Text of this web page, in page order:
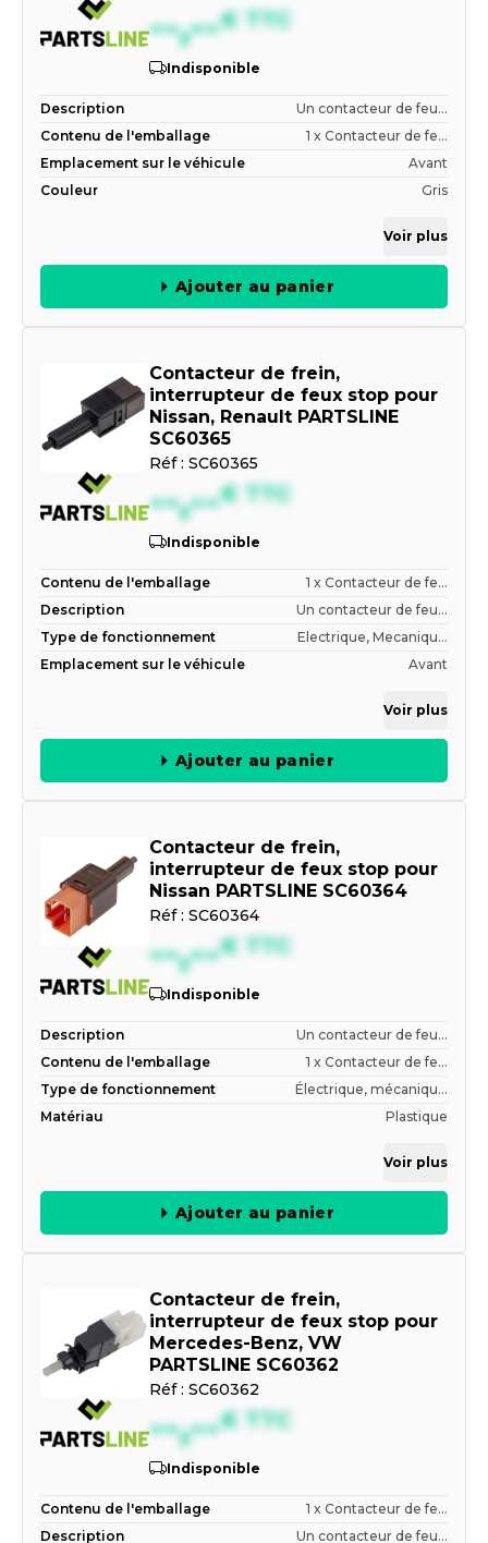
--,--€ TTC
Indisponible
Description
Un contacteur de feu...
Contenu de l'emballage
1 x Contacteur de fe...
Emplacement sur le véhicule
Avant
Couleur
Gris
Voir plus
Ajouter au panier
Contacteur de frein,
interrupteur de feux stop pour
Nissan, Renault PARTSLINE
SC60365
Réf : SC60365
--,--€ TTC
Indisponible
Contenu de l'emballage
1 x Contacteur de fe...
Description
Un contacteur de feu...
Type de fonctionnement
Electrique, Mecaniqu...
Emplacement sur le véhicule
Avant
Voir plus
Ajouter au panier
Contacteur de frein,
interrupteur de feux stop pour
Nissan PARTSLINE SC60364
Réf : SC60364
--,--€ TTC
Indisponible
Description
Un contacteur de feu...
Contenu de l'emballage
1 x Contacteur de fe...
Type de fonctionnement
Électrique, mécaniqu...
Matériau
Plastique
Voir plus
Ajouter au panier
Contacteur de frein,
interrupteur de feux stop pour
Mercedes-Benz, VW
PARTSLINE SC60362
Réf : SC60362
--,--€ TTC
Indisponible
Contenu de l'emballage
1 x Contacteur de fe...
Description
Un contacteur de feu...